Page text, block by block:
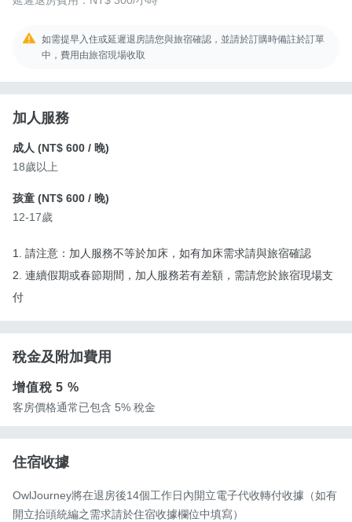
如需提早入住或延遲退房請您與旅宿確認，並請於訂購時備註於訂單
中，費用由旅宿現場收取
加人服務
成人 (NT$ 600 / 晚)
18歲以上
孩童 (NT$ 600 / 晚)
12-17歲
1. 請注意：加人服務不等於加床，如有加床需求請與旅宿確認
2. 連續假期或春節期間，加人服務若有差額，需請您於旅宿現場支
付
稅金及附加費用
增值稅5 %
客房價格通常已包含 5% 稅金
住宿收據
OwlJourney將在退房後14個工作日內開立電子代收轉付收據（如有
開立抬頭統編之需求請於住宿收據欄位中填寫）